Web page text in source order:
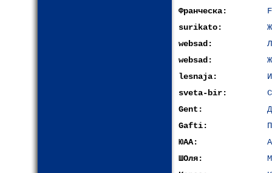
Франческа:
surikato:
websad:
websad:
lesnaja:
sveta-bir:
Gent:
Gafti:
ЮАА:
ШОля: